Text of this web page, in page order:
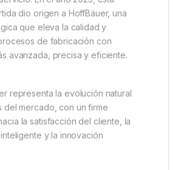
dio origen a HoffBäuer, una
que eleva la calidad y
de fabricación con
avanzada, precisa y eficiente.
representa la evolución natural
del mercado, con un firme
la satisfacción del cliente, la
y la innovación